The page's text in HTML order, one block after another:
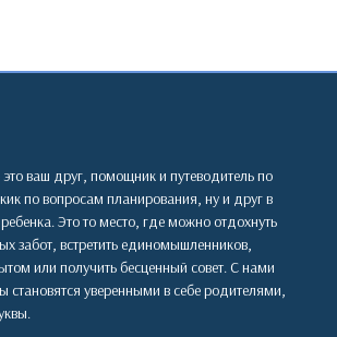
это ваш друг, помощник и путеводитель по
по вопросам планирования, ну и друг в
Это то место, где можно отдохнуть
забот, встретить единомышленников,
или получить бесценный совет. С нами
уверенными в себе родителями,